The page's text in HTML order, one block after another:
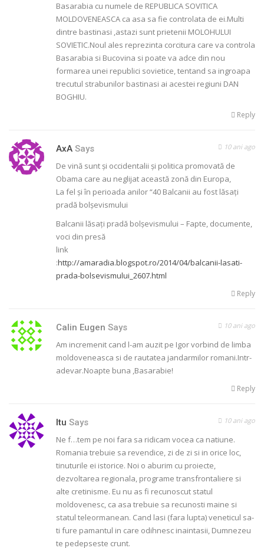
Basarabia cu numele de REPUBLICA SOVITICA
MOLDOVENEASCA ca asa sa fie controlata de ei.Multi
dintre bastinasi ,astazi sunt prietenii MOLOHULUI
SOVIETIC.Noul ales reprezinta corcitura care va controla
Basarabia si Bucovina si poate va adce din nou
formarea unei republici sovietice, tentand sa ingroapa
trecutul strabunilor bastinasi ai acestei regiuni DAN
BOGHIU.
Reply
AxA Says 10 ani ago
De vină sunt și occidentalii și politica promovată de
Obama care au neglijat această zonă din Europa,
La fel și în perioada anilor “40 Balcanii au fost lăsați
pradă bolșevismului
Balcanii lăsaţi pradă bolşevismului – Fapte, documente,
voci din presă
link
:http://amaradia.blogspot.ro/2014/04/balcanii-lasati-
prada-bolsevismului_2607.html
Reply
Calin Eugen Says 10 ani ago
Am incremenit cand l-am auzit pe Igor vorbind de limba
moldoveneasca si de rautatea jandarmilor romani.Intr-
adevar.Noapte buna ,Basarabie!
Reply
Itu Says 10 ani ago
Ne f…tem pe noi fara sa ridicam vocea ca natiune.
Romania trebuie sa revendice, zi de zi si in orice loc,
tinuturile ei istorice. Noi o aburim cu proiecte,
dezvoltarea regionala, programe transfrontaliere si
alte cretinisme. Eu nu as fi recunoscut statul
moldovenesc, ca asa trebuie sa recunosti maine si
statul teleormanean. Cand lasi (fara lupta) veneticul sa-
ti fure pamantul in care odihnesc inaintasii, Dumnezeu
te pedepseste crunt.